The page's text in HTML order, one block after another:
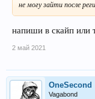
не могу зайти после
напиши в скайп или
2 май 2021
OneSecond
Vagabond